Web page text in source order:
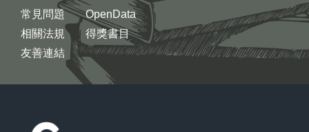
常見問題
相關法規
友善連結
OpenData
得獎書目